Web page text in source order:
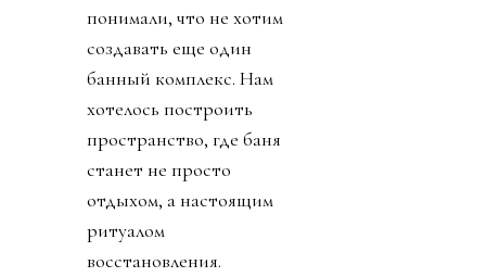
понимали, что не хотим
создавать еще один
банный комплекс. Нам
хотелось построить
пространство, где баня
станет не просто
отдыхом, а настоящим
ритуалом
восстановления.